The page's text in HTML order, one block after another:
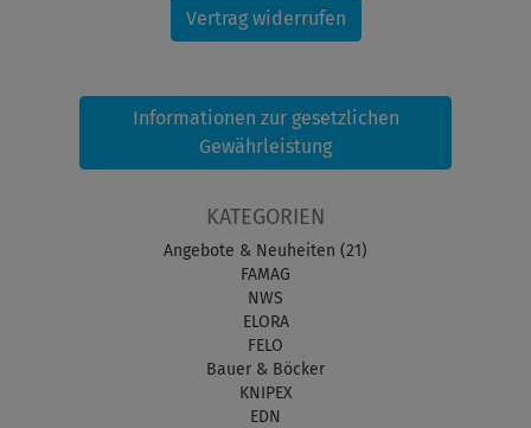
Vertrag widerrufen
Informationen zur gesetzlichen
Gewährleistung
KATEGORIEN
Angebote & Neuheiten (21)
FAMAG
NWS
ELORA
FELO
Bauer & Böcker
KNIPEX
EDN